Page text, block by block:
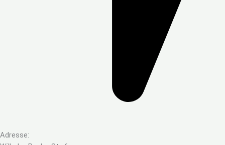
Adresse: